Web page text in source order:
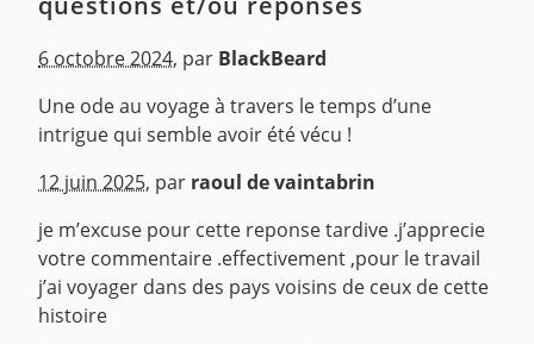
6 octobre 2024, par BlackBeard
Une ode au voyage à travers le temps d’une
intrigue qui semble avoir été vécu !
^
12 juin 2025, par raoul de vaintabrin
je m’excuse pour cette reponse tardive .j’apprecie
votre commentaire .effectivement ,pour le travail
j’ai voyager dans des pays voisins de ceux de cette
histoire